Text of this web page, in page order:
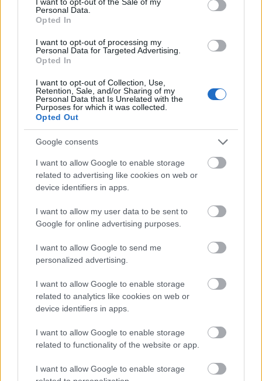
Personal Data.
Opted In
I want to opt-out of processing my
Personal Data for Targeted Advertising.
Opted In
I want to opt-out of Collection, Use,
Retention, Sale, and/or Sharing of my
Personal Data that Is Unrelated with the
Purposes for which it was collected.
Opted Out
Google consents
I want to allow Google to enable storage
related to advertising like cookies on web or
device identifiers in apps.
I want to allow my user data to be sent to
Google for online advertising purposes.
I want to allow Google to send me
personalized advertising.
I want to allow Google to enable storage
related to analytics like cookies on web or
device identifiers in apps.
I want to allow Google to enable storage
related to functionality of the website or app.
I want to allow Google to enable storage
500 ετικέτες από ελληνικούς και διεθνείς
αμπελώνες. Στο φινετσάτο χώρο ή έξω στον
πεζόδρομο με θέα την Ακρόπολη και τα
νεοκλασικά, η εμπειρία του wine pairing
συµπληρώνεται µε ψαρικά, θαλασσινά,τυριά και
αλλαντικά ωρίµανσης!